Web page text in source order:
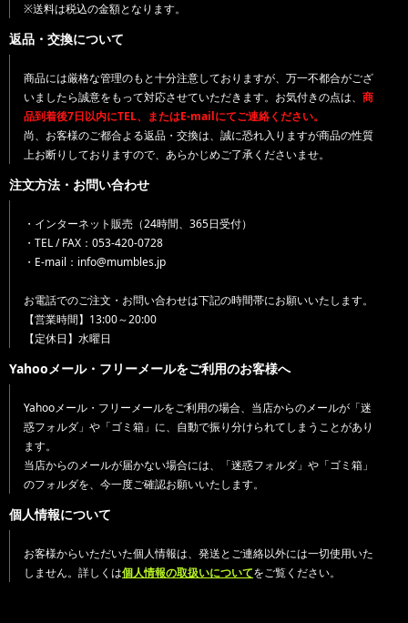
※送料は税込の金額となります。
返品・交換について
商品には厳格な管理のもと十分注意しておりますが、万一不都合がござ
いましたら誠意をもって対応させていただきます。お気付きの点は、 商
品到着後7日以内にTEL、またはE-mailにてご連絡ください。
尚、お客様のご都合よる返品・交換は、誠に恐れ入りますが商品の性質
上お断りしておりますので、あらかじめご了承くださいませ。
注文方法・お問い合わせ
・インターネット販売（24時間、365日受付）
・TEL / FAX：053-420-0728
・E-mail：info@mumbles.jp
お電話でのご注文・お問い合わせは下記の時間帯にお願いいたします。
【営業時間】13:00～20:00
【定休日】水曜日
Yahooメール・フリーメールをご利用のお客様へ
Yahooメール・フリーメールをご利用の場合、当店からのメールが「迷
惑フォルダ」や「ゴミ箱」に、自動で振り分けられてしまうことがあり
ます。
当店からのメールが届かない場合には、「迷惑フォルダ」や「ゴミ箱」
のフォルダを、今一度ご確認お願いいたします。
個人情報について
お客様からいただいた個人情報は、発送とご連絡以外には一切使用いた
しません。詳しくは個人情報の取扱いについてをご覧ください。